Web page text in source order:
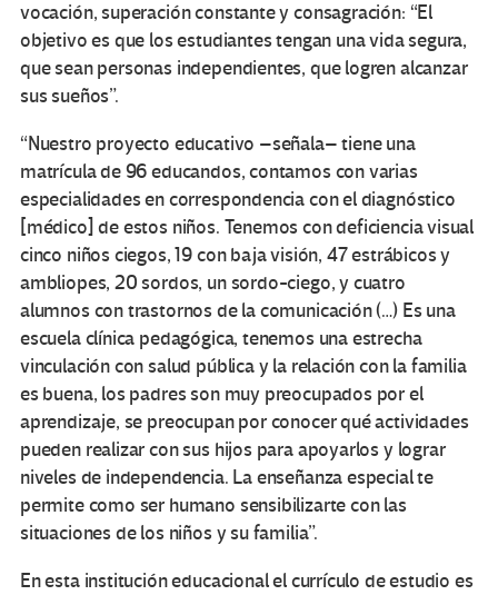
vocación, superación constante y consagración: “El
objetivo es que los estudiantes tengan una vida segura,
que sean personas independientes, que logren alcanzar
sus sueños”.
“Nuestro proyecto educativo –señala– tiene una
matrícula de 96 educandos, contamos con varias
especialidades en correspondencia con el diagnóstico
[médico] de estos niños. Tenemos con deficiencia visual
cinco niños ciegos, 19 con baja visión, 47 estrábicos y
ambliopes, 20 sordos, un sordo-ciego, y cuatro
alumnos con trastornos de la comunicación (…) Es una
escuela clínica pedagógica, tenemos una estrecha
vinculación con salud pública y la relación con la familia
es buena, los padres son muy preocupados por el
aprendizaje, se preocupan por conocer qué actividades
pueden realizar con sus hijos para apoyarlos y lograr
niveles de independencia. La enseñanza especial te
permite como ser humano sensibilizarte con las
situaciones de los niños y su familia”.
En esta institución educacional el currículo de estudio es